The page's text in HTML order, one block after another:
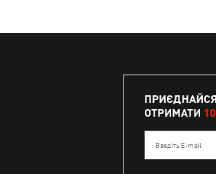
ОТРИМАТИ
Введіть E-mail